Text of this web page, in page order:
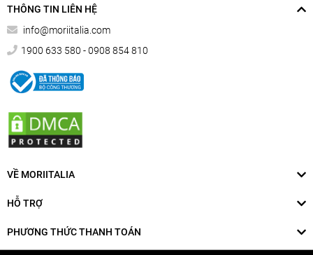
THÔNG TIN LIÊN HỆ
info@moriitalia.com
1900 633 580 - 0908 854 810
VỀ MORIITALIA
HỖ TRỢ
PHƯƠNG THỨC THANH TOÁN